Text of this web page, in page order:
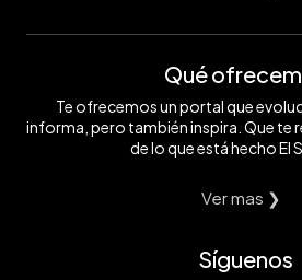
Qué
Te ofrecemos un portal que
informa, pero también inspira. Que te
de lo que está hecho El
Ver mas ❯
Síguenos